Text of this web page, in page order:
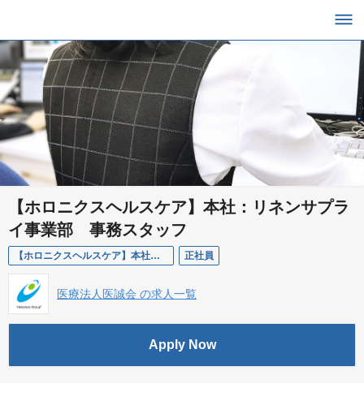
【ホロニクスヘルスケア】本社：リネンサプラ
イ事業部 事務スタッフ
【ホロニクスヘルスケア】本社：リネンサプライ事業部 事務スタッフ 正社員
医療法人医誠会 の求人一覧
Apply Now